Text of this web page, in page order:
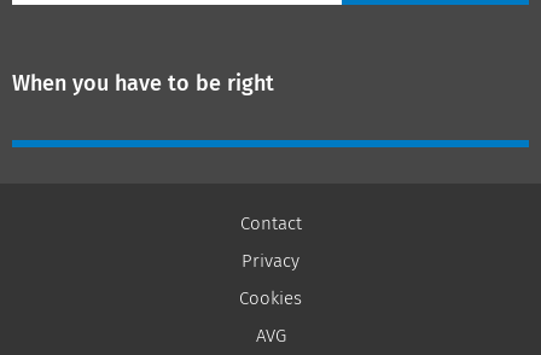
When you have to be right
Contact
Privacy
Cookies
AVG